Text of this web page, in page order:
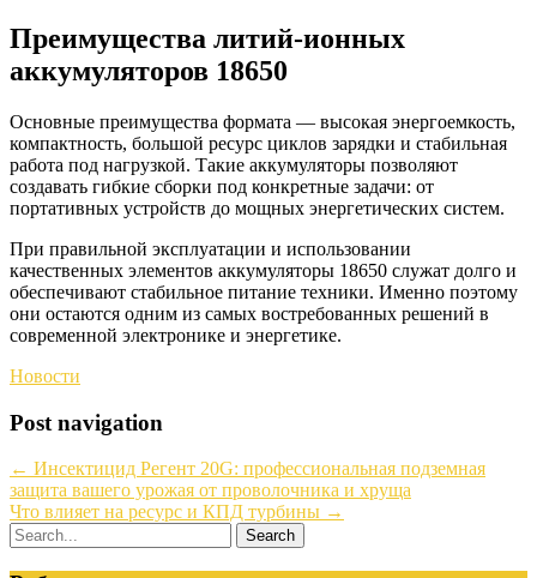
Преимущества литий-ионных
аккумуляторов 18650
Основные преимущества формата — высокая энергоемкость,
компактность, большой ресурс циклов зарядки и стабильная
работа под нагрузкой. Такие аккумуляторы позволяют
создавать гибкие сборки под конкретные задачи: от
портативных устройств до мощных энергетических систем.
При правильной эксплуатации и использовании
качественных элементов аккумуляторы 18650 служат долго и
обеспечивают стабильное питание техники. Именно поэтому
они остаются одним из самых востребованных решений в
современной электронике и энергетике.
Новости
Post navigation
← Инсектицид Регент 20G: профессиональная подземная
защита вашего урожая от проволочника и хруща
Что влияет на ресурс и КПД турбины →